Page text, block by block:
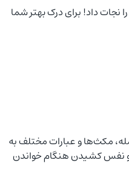
نجات داد! برای درک بهتر شما
مکث‌ها و عبارات مختلف به
و نفس کشیدن هنگام خواندن